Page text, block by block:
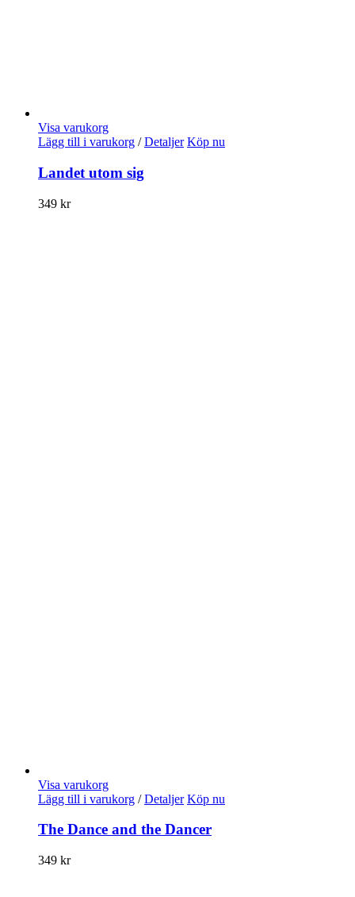
Visa varukorg
Lägg till i varukorg / Detaljer Köp nu
Landet utom sig
349 kr
Visa varukorg
Lägg till i varukorg / Detaljer Köp nu
The Dance and the Dancer
349 kr